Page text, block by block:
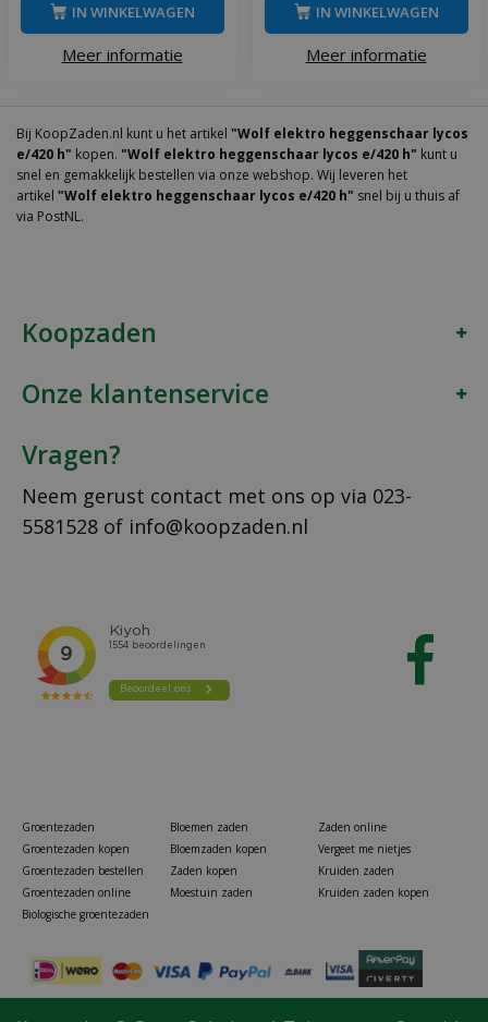
Wolf elektro heggenschaar lycos e/420 h
Meer informatie
IN WINKELWAGEN
Meer informatie
IN WINKELWAGEN
Bij KoopZaden.nl kunt u het artikel "Wolf elektro heggenschaar lycos
e/420 h" kopen. "Wolf elektro heggenschaar lycos e/420 h" kunt u
snel en gemakkelijk bestellen via onze webshop. Wij leveren het
artikel "Wolf elektro heggenschaar lycos e/420 h" snel bij u thuis af
via PostNL.
Koopzaden
Onze klantenservice
Vragen?
Neem gerust contact met ons op via 023-
5581528 of info@koopzaden.nl
Groentezaden
Groentezaden kopen
Groentezaden bestellen
Groentezaden online
Biologische groentezaden
Bloemen zaden
Bloemzaden kopen
Zaden kopen
Moestuin zaden
Zaden online
Vergeet me nietjes
Kruiden zaden
Kruiden zaden kopen